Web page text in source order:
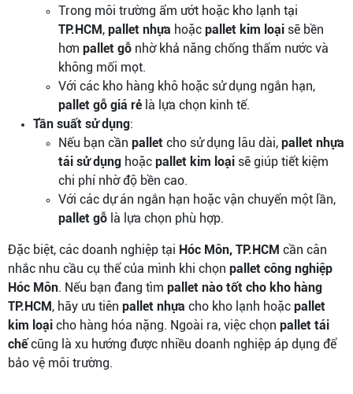
Trong môi trường ẩm ướt hoặc kho lạnh tại
TP.HCM, pallet nhựa hoặc pallet kim loại sẽ bền
hơn pallet gỗ nhờ khả năng chống thấm nước và
không mối mọt.
Với các kho hàng khô hoặc sử dụng ngắn hạn,
pallet gỗ giá rẻ là lựa chọn kinh tế.
Tần suất sử dụng:
Nếu bạn cần pallet cho sử dụng lâu dài, pallet nhựa
tái sử dụng hoặc pallet kim loại sẽ giúp tiết kiệm
chi phí nhờ độ bền cao.
Với các dự án ngắn hạn hoặc vận chuyển một lần,
pallet gỗ là lựa chọn phù hợp.
Đặc biệt, các doanh nghiệp tại Hóc Môn, TP.HCM cần cân
nhắc nhu cầu cụ thể của mình khi chọn pallet công nghiệp
Hóc Môn. Nếu bạn đang tìm pallet nào tốt cho kho hàng
TP.HCM, hãy ưu tiên pallet nhựa cho kho lạnh hoặc pallet
kim loại cho hàng hóa nặng. Ngoài ra, việc chọn pallet tái
chếcũng là xu hướng được nhiều doanh nghiệp áp dụng để
bảo vệ môi trường.